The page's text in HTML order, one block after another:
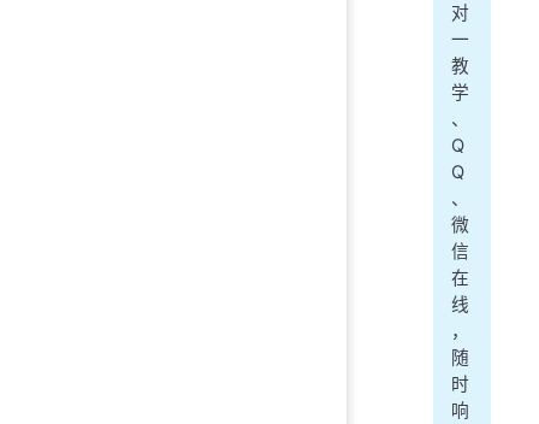
对
一
教
学
、
Q
Q
、
微
信
在
线
，
随
时
响